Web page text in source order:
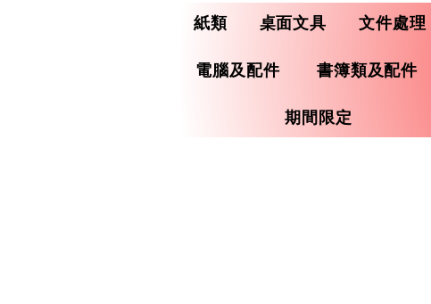
紙類 桌面文具 文件處理
電腦及配件 書簿類及配件
期間限定